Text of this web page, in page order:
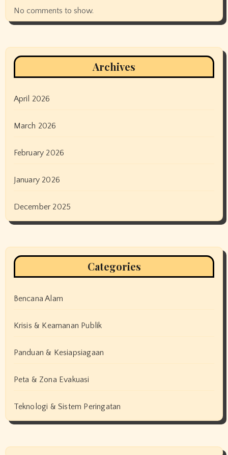
No comments to show.
Archives
April 2026
March 2026
February 2026
January 2026
December 2025
Categories
Bencana Alam
Krisis & Keamanan Publik
Panduan & Kesiapsiagaan
Peta & Zona Evakuasi
Teknologi & Sistem Peringatan